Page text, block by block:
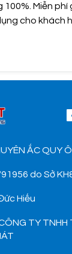
100%. Miễn phí
cho khách
ẮC QUY
do Sở
Hiếu
TY TNHH